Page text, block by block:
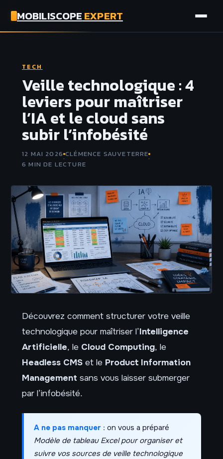
MOBILISCOPEEXPERT
ASSURANCE
TECH
Veille technologique : 4
leviers pour maîtriser
l’IA et le cloud sans
subir l’infobésité
12 MAI 2026·CLÉMENCE SAUVETERRE·
6 MIN DE LECTURE
Découvrez comment structurer votre veille
technologique pour maîtriser l’Intelligence
Artificielle, le Cloud Computing, le
Headless CMS et le Product Information
Management sans vous laisser submerger
par l’infobésité.
A ne pas manquer : on vous a préparé
Modèle de tableau Excel pour organiser et
suivre vos sources de veille technologique